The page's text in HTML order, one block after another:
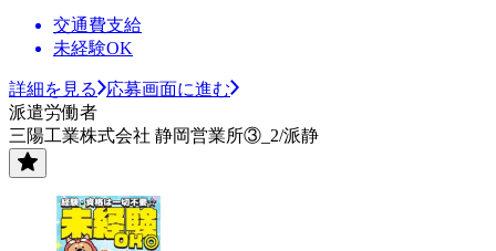
交通費支給
未経験OK
詳細を見る
応募画面に進む
派遣労働者
三陽工業株式会社 静岡営業所③_2/派静